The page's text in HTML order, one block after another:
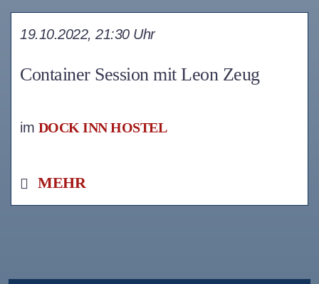
Container Session mit Leon Zeug
19.10.2022, 21:30 Uhr
im DOCK INN HOSTEL
MEHR